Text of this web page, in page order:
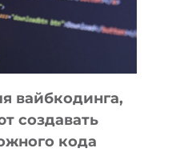
вайбкодинга,
создавать
кода